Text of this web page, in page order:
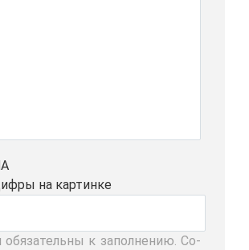
на кар­тин­ке
обя­за­тель­ны к за­пол­не­нию. Со­